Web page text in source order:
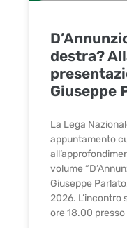
destra?
Giuseppe
La Lega
appuntamento
volume
Giuseppe
2026. L’incontro
ore 18.00